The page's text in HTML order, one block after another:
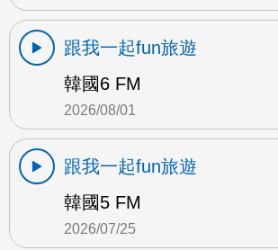
跟我一起fun旅遊
韓國6 FM
2026/08/01
跟我一起fun旅遊
韓國5 FM
2026/07/25